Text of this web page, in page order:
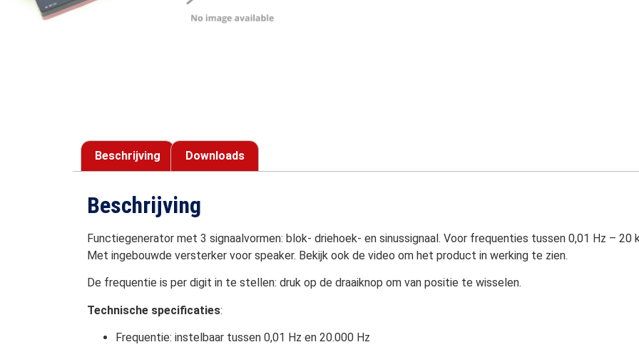
Beschrijving Downloads
Beschrijving
Functiegenerator met 3 signaalvormen: blok- driehoek- en sinussignaal. Voor frequenties tussen 0,01 Hz – 20
Met ingebouwde versterker voor speaker. Bekijk ook de video om het product in werking te zien.
De frequentie is per digit in te stellen: druk op de draaiknop om van positie te wisselen.
Technische specificaties:
Frequentie: instelbaar tussen 0,01 Hz en 20.000 Hz